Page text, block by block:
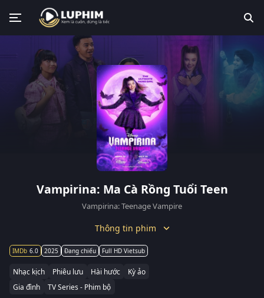
Vampirina: Ma Cà Rồng Tuổi Teen
Vampirina: Teenage Vampire
Thông tin phim
6.0 2025 Đang chiếu Full HD Vietsub
Nhạc kịch Phiêu lưu Hài hước
Kỳ ảo
Gia đình
TV Series - Phim bộ